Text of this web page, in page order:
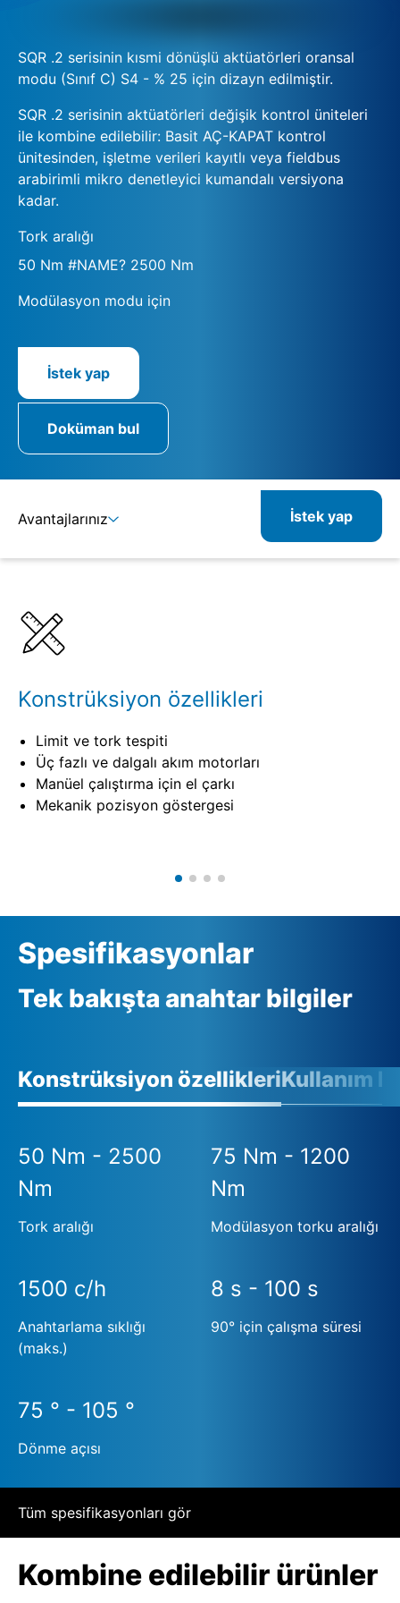
SQR .2 serisinin kısmi dönüşlü aktüatörleri oransal
modu (Sınıf C) S4 - % 25 için dizayn edilmiştir.
SQR .2 serisinin aktüatörleri değişik kontrol üniteleri
ile kombine edilebilir: Basit AÇ-KAPAT kontrol
ünitesinden, işletme verileri kayıtlı veya fieldbus
arabirimli mikro denetleyici kumandalı versiyona
kadar.
Tork aralığı
50 Nm #NAME? 2500 Nm
Modülasyon modu için
İstek yap
Doküman bul
Avantajlarınız
Kombine edilebilir ürünler
İlgili ürünler
İstek yap
Konstrüksiyon özellikleri
Limit ve tork tespiti
Üç fazlı ve dalgalı akım motorları
Manüel çalıştırma için el çarkı
Mekanik pozisyon göstergesi
Spesifikasyonlar
Tek bakışta anahtar bilgiler
Konstrüksiyon özellikleriKullanım
50 Nm - 2500
Nm
Tork aralığı
75 Nm - 1200
Nm
Modülasyon torku aralığı
1500 c/h
Anahtarlama sıklığı
(maks.)
8 s - 100 s
90° için çalışma süresi
75 ° - 105 °
Dönme açısı
Tüm spesifikasyonları gör
Kombine edilebilir ürünler